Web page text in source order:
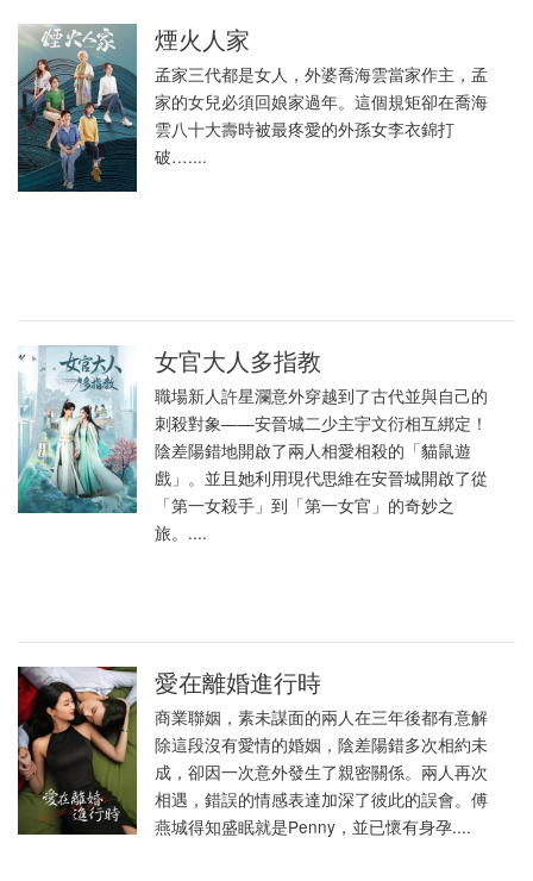
煙火人家
孟家三代都是女人，外婆喬海雲當家作主，孟
家的女兒必須回娘家過年。這個規矩卻在喬海
雲八十大壽時被最疼愛的外孫女李衣錦打
破…....
女官大人多指教
職場新人許星瀾意外穿越到了古代並與自己的
刺殺對象——安晉城二少主宇文衍相互綁定！
陰差陽錯地開啟了兩人相愛相殺的「貓鼠遊
戲」。並且她利用現代思維在安晉城開啟了從
「第一女殺手」到「第一女官」的奇妙之
旅。....
愛在離婚進行時
商業聯姻，素未謀面的兩人在三年後都有意解
除這段沒有愛情的婚姻，陰差陽錯多次相約未
成，卻因一次意外發生了親密關係。兩人再次
相遇，錯誤的情感表達加深了彼此的誤會。傅
燕城得知盛眠就是Penny，並已懷有身孕....